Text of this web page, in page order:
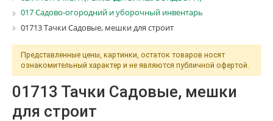
017 Садово-огородний и уборочный инвентарь
01713 Тачки Садовые, мешки для строит
Представленные цены, картинки, остаток товаров носят
ознакомительный характер и не являются публичной офертой.
01713 Тачки Садовые, мешки
для строит